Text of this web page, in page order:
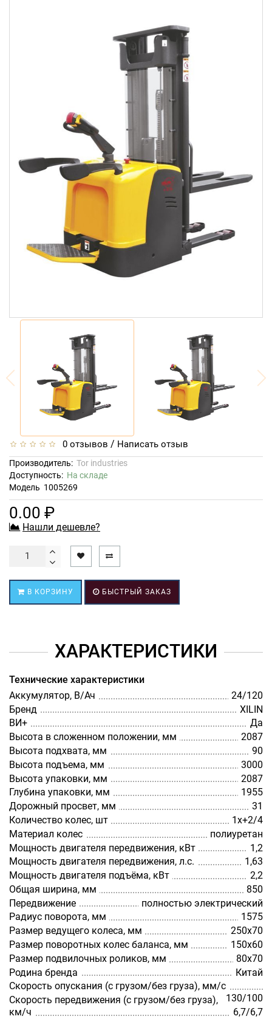
0 отзывов / Написать отзыв
Производитель: Tor industries
Доступность: На складе
Модель 1005269
0.00 ₽
Нашли дешевле?
В КОРЗИНУ БЫСТРЫЙ ЗАКАЗ
ХАРАКТЕРИСТИКИ
Технические характеристики
Аккумулятор, В/Ач
24/120
Бренд
XILIN
ВИ+
Да
Высота в сложенном положении, мм
2087
Высота подхвата, мм
90
Высота подъема, мм
3000
Высота упаковки, мм
2087
Глубина упаковки, мм
1955
Дорожный просвет, мм
31
Количество колес, шт
1х+2/4
Материал колес
полиуретан
Мощность двигателя передвижения, кВт
1,2
Мощность двигателя передвижения, л.с.
1,63
Мощность двигателя подъёма, кВт
2,2
Общая ширина, мм
850
Передвижение
полностью электрический
Радиус поворота, мм
1575
Размер ведущего колеса, мм
250x70
Размер поворотных колес баланса, мм
150х60
Размер подвилочных роликов, мм
80x70
Родина бренда
Китай
Скорость опускания (с грузом/без груза), мм/с
130/100
Скорость передвижения (с грузом/без груза),
км/ч
6,7/6,7